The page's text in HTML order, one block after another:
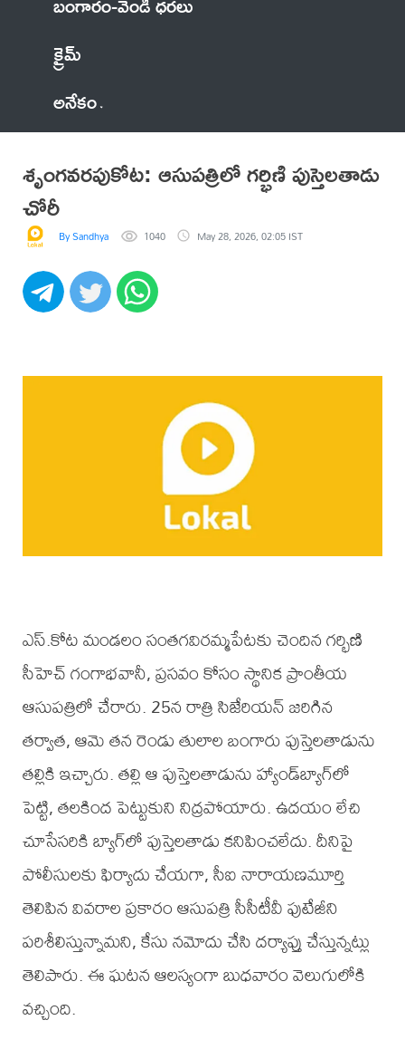
క్రైమ్
అనేకం
శృంగవరపుకోట: ఆసుపత్రిలో గర్భిణి పుస్తెలతాడు
చోరీ
By Sandhya 1040 May 28, 2026, 02:05 IST
ఎస్.కోట మండలం సంతగవిరమ్మపేటకు చెందిన గర్భిణి
సీహెచ్ గంగాభవానీ, ప్రసవం కోసం స్థానిక ప్రాంతీయ
ఆసుపత్రిలో చేరారు. 25న రాత్రి సిజేరియన్ జరిగిన
తర్వాత, ఆమె తన రెండు తులాల బంగారు పుస్తెలతాడును
తల్లికి ఇచ్చారు. తల్లి ఆ పుస్తెలతాడును హ్యాండ్‌బ్యాగ్‌లో
పెట్టి, తలకింద పెట్టుకుని నిద్రపోయారు. ఉదయం లేచి
చూసేసరికి బ్యాగ్‌లో పుస్తెలతాడు కనిపించలేదు. దీనిపై
పోలీసులకు ఫిర్యాదు చేయగా, సీఐ నారాయణమూర్తి
తెలిపిన వివరాల ప్రకారం ఆసుపత్రి సీసీటీవీ ఫుటేజీని
పరిశీలిస్తున్నామని, కేసు నమోదు చేసి దర్యాప్తు చేస్తున్నట్లు
తెలిపారు. ఈ ఘటన ఆలస్యంగా బుధవారం వెలుగులోకి
వచ్చింది.